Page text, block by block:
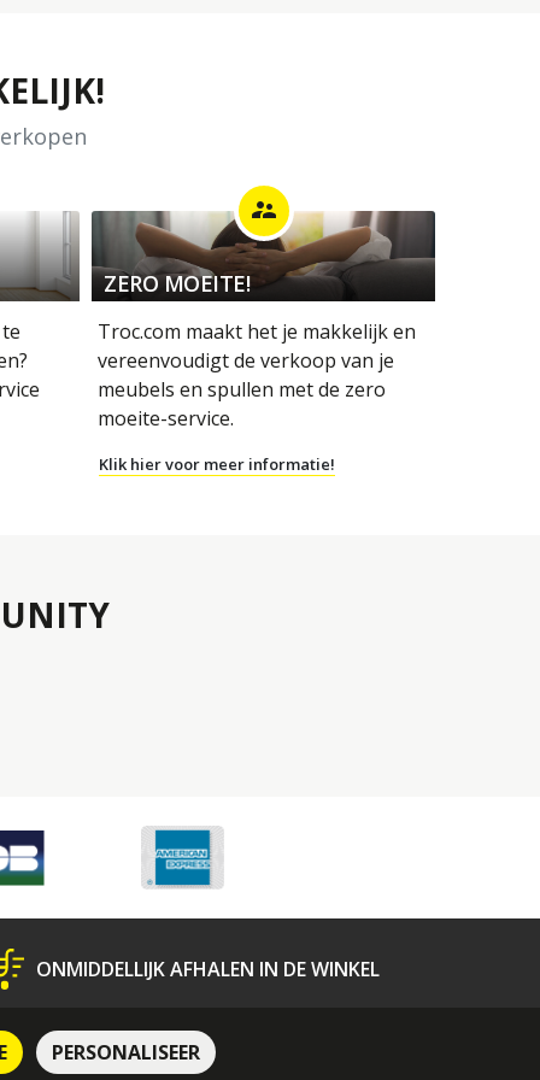
supervisor_account
ZERO MOEITE!
Troc.com maakt het je makkelijk en
vereenvoudigt de verkoop van je
meubels en spullen met de zero
moeite-service.
Klik hier voor meer informatie!
ONMIDDELLIJK AFHALEN IN DE WINKEL
Bescherming van Persoonsgegevens
PERSONALISEER